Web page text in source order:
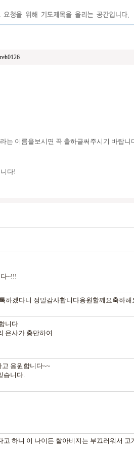
는 이름을보시면 꼭 출하글써주시기 바랍니
다!
~!!!
하겠다니 정말감사합니다응원할께요축하
니다
은사가 충만하여
응원합니다~~
습니다.
고 하니 이 나이든 할아비지는 부끄러워서